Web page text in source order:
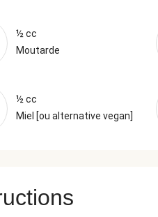
½ cc
Moutarde
½ cc
Miel [ou alternative vegan]